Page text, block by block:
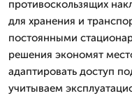
противоскользящих
для хранения и
постоянными
решения экономят
адаптировать доступ
учитываем